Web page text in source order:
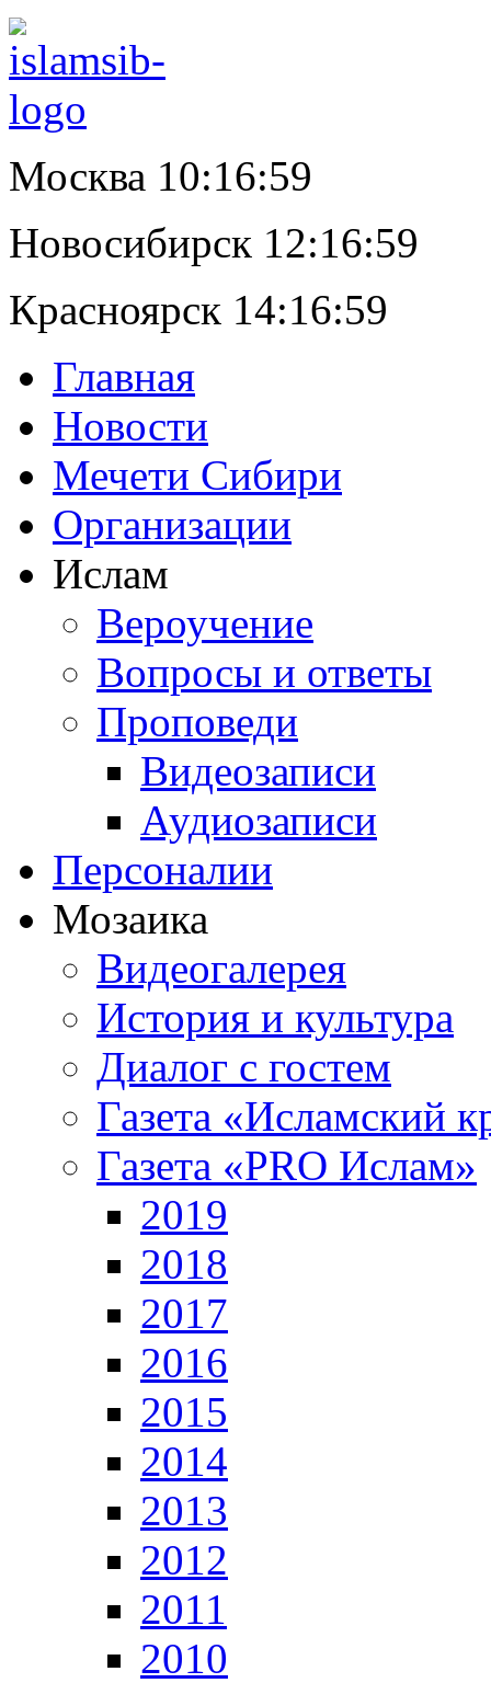
Москва 10:17:00
Новосибирск 12:17:00
Красноярск 14:17:00
Главная
Новости
Мечети Сибири
Организации
Ислам
Вероучение
Вопросы и ответы
Проповеди
Видеозаписи
Аудиозаписи
Персоналии
Мозаика
Видеогалерея
История и культура
Диалог с гостем
Газета «Исламский
Газета «PRO Ислам»
2019
2018
2017
2016
2015
2014
2013
2012
2011
2010